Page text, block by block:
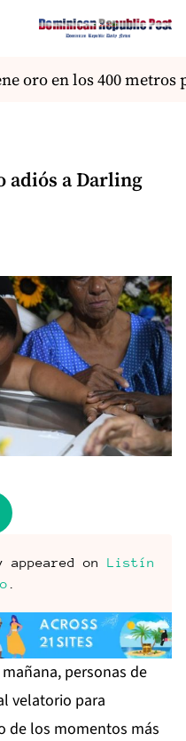
en los 400 metros
adiós a Darling
on Listín
.
personas de
velatorio para
de los momentos más